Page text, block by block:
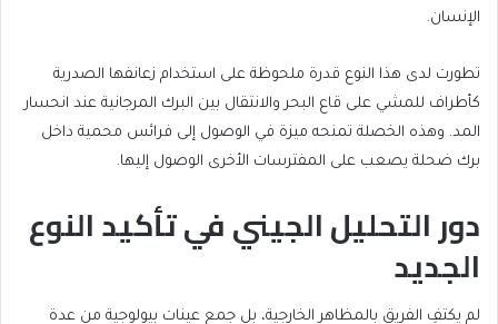
الإنسان.
تطورت لدى هذا النوع قدرة ملحوظة على استخدام زعانفها الصدرية
كأطراف للمشي على قاع البحر والانتقال بين البرك المرجانية عند انحسار
المد. وهذه الخصلة تمنحه ميزة في الوصول إلى فرائس محمية داخل
برك ضحلة يصعب على المفترسات الأخرى الوصول إليها.
دور التحليل الجيني في تأكيد النوع
الجديد
لم يكتفِ الفريق بالمظاهر الخارجية، بل جمع عينات بيولوجية من عدة